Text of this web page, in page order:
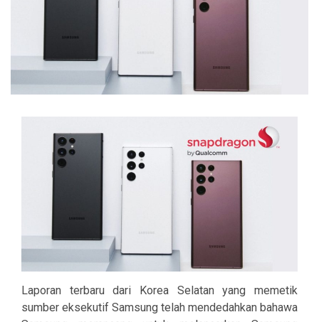
Laporan terbaru dari Korea Selatan yang memetik
sumber eksekutif Samsung telah mendedahkan bahawa